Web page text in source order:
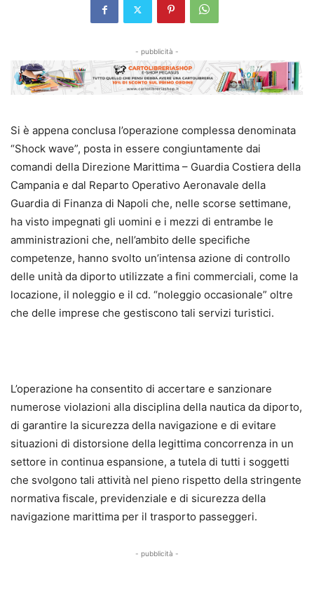
- pubblicità -
Si è appena conclusa l’operazione complessa denominata
“Shock wave”, posta in essere congiuntamente dai
comandi della Direzione Marittima – Guardia Costiera della
Campania e dal Reparto Operativo Aeronavale della
Guardia di Finanza di Napoli che, nelle scorse settimane,
ha visto impegnati gli uomini e i mezzi di entrambe le
amministrazioni che, nell’ambito delle specifiche
competenze, hanno svolto un’intensa azione di controllo
delle unità da diporto utilizzate a fini commerciali, come la
locazione, il noleggio e il cd. “noleggio occasionale” oltre
che delle imprese che gestiscono tali servizi turistici.
L’operazione ha consentito di accertare e sanzionare
numerose violazioni alla disciplina della nautica da diporto,
di garantire la sicurezza della navigazione e di evitare
situazioni di distorsione della legittima concorrenza in un
settore in continua espansione, a tutela di tutti i soggetti
che svolgono tali attività nel pieno rispetto della stringente
normativa fiscale, previdenziale e di sicurezza della
navigazione marittima per il trasporto passeggeri.
- pubblicità -